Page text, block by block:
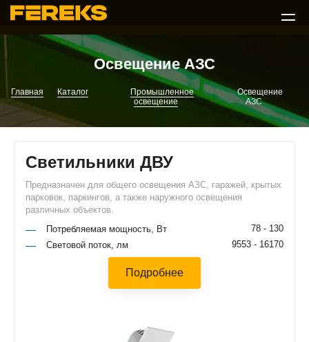
Освещение АЗС
Главная Каталог
Промышленное
освещение
Освещение
АЗС
Светильники ДВУ
Предназначен для общего освещения АЗС, гаражей, крытых
парковок, паркингов, а также наружного освещения
различных объектов.
Потребляемая мощность, Вт
78 - 130
Световой поток, лм
9553 - 16170
Подробнее